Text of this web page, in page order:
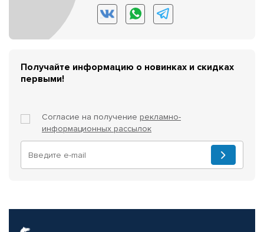
Получайте информацию о новинках и скидках
первыми!
Согласие на получение рекламно-
информационных рассылок